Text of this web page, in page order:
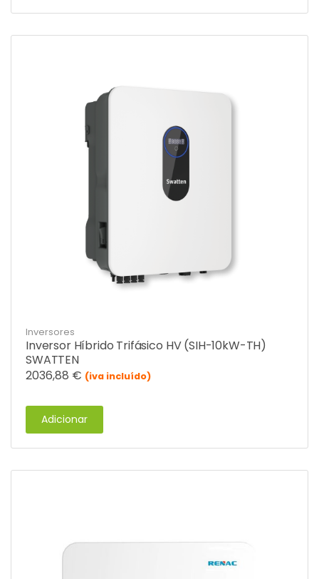
Inversores
Inversor Híbrido Trifásico HV (SIH-10kW-TH)
SWATTEN
2036,88 € (iva incluído)
Adicionar